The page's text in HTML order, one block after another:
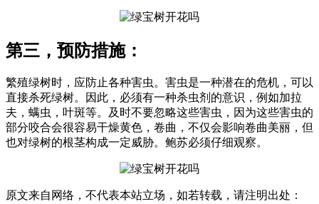
第三，预防措施：
繁殖绿树时，应防止各种害虫。害虫是一种潜在的危机，可以
直接杀死绿树。因此，必须有一种杀虫剂的意识，例如加拉
夫，螨虫，叶斑等。及时不要忽略这些害虫，因为这些害虫的
部分咬合会很容易干燥黄色，卷曲，不仅会影响卷曲美丽，但
也对绿树的根茎构成一定威胁。鲍苏必须仔细观察。
原文来自网络，不代表本站立场，如若转载，请注明出处：